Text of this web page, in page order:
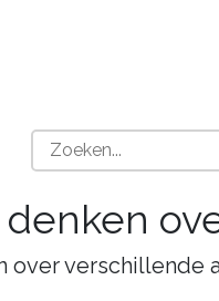
verschillende